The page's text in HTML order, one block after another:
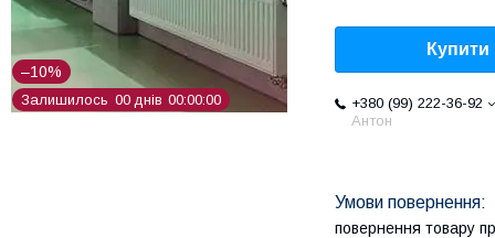
–10%
Залишилось 00 днів 00 00 00
Купити
+380 (99) 222-36-92
Антон
повернення товару